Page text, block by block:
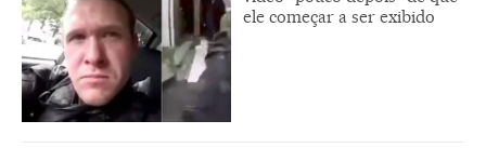
ele começar a ser exibido